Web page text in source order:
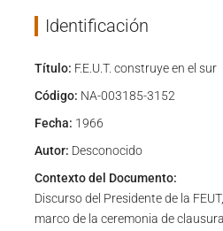
Identificación
Título: F.E.U.T. construye en el sur
Código: NA-003185-3152
Fecha: 1966
Autor: Desconocido
Contexto del Documento:
Discurso del Presidente de la
marco de la ceremonia de